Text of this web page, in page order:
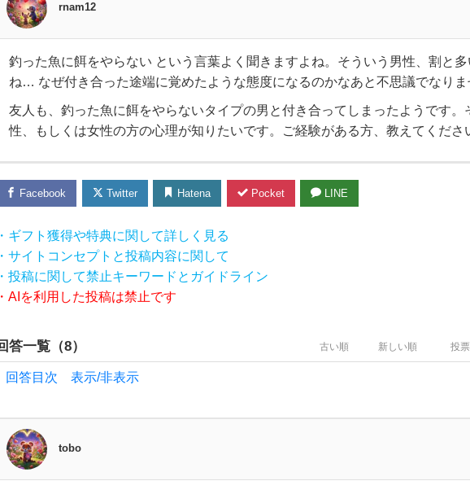
rnam12
釣っ
た魚
に餌
を
や
ら
い
い
う言
釣った魚に餌をやらない という言葉よく聞きますよね。そういう男性、割と多
ね… なぜ付き合った途端に覚めたような態度になるのかなあと不思議でなりま
友人も、釣った魚に餌をやらないタイプの男と付き合ってしまったようです。
性、もしくは女性の方の心理が知りたいです。ご経験がある方、教えてくださ
Facebook Twitter Hatena Pocket LINE
・ギフト獲得や特典に関して詳しく見る
・サイトコンセプトと投稿内容に関して
・投稿に関して禁止キーワードとガイドライン
・AIを利用した投稿は禁止です
答一覧（8） 投
新しい順
古い順
回答目次 表示/非表示
tobo